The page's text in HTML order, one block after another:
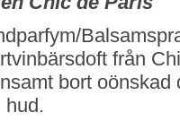
från
bort oönskad
hud.